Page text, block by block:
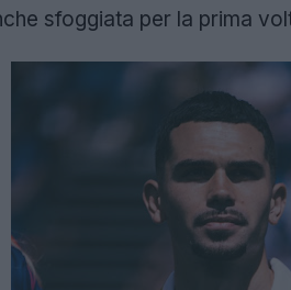
sfoggiata per la prima